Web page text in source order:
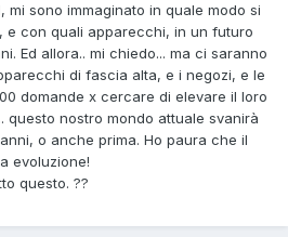
mi sono immaginato in quale modo si
e con quali apparecchi, in un futuro
Ed allora.. mi chiedo... ma ci saranno
di fascia alta, e i negozi, e le
domande x cercare di elevare il loro
questo nostro mondo attuale svanirà
o anche prima. Ho paura che il
evoluzione!
questo. ??